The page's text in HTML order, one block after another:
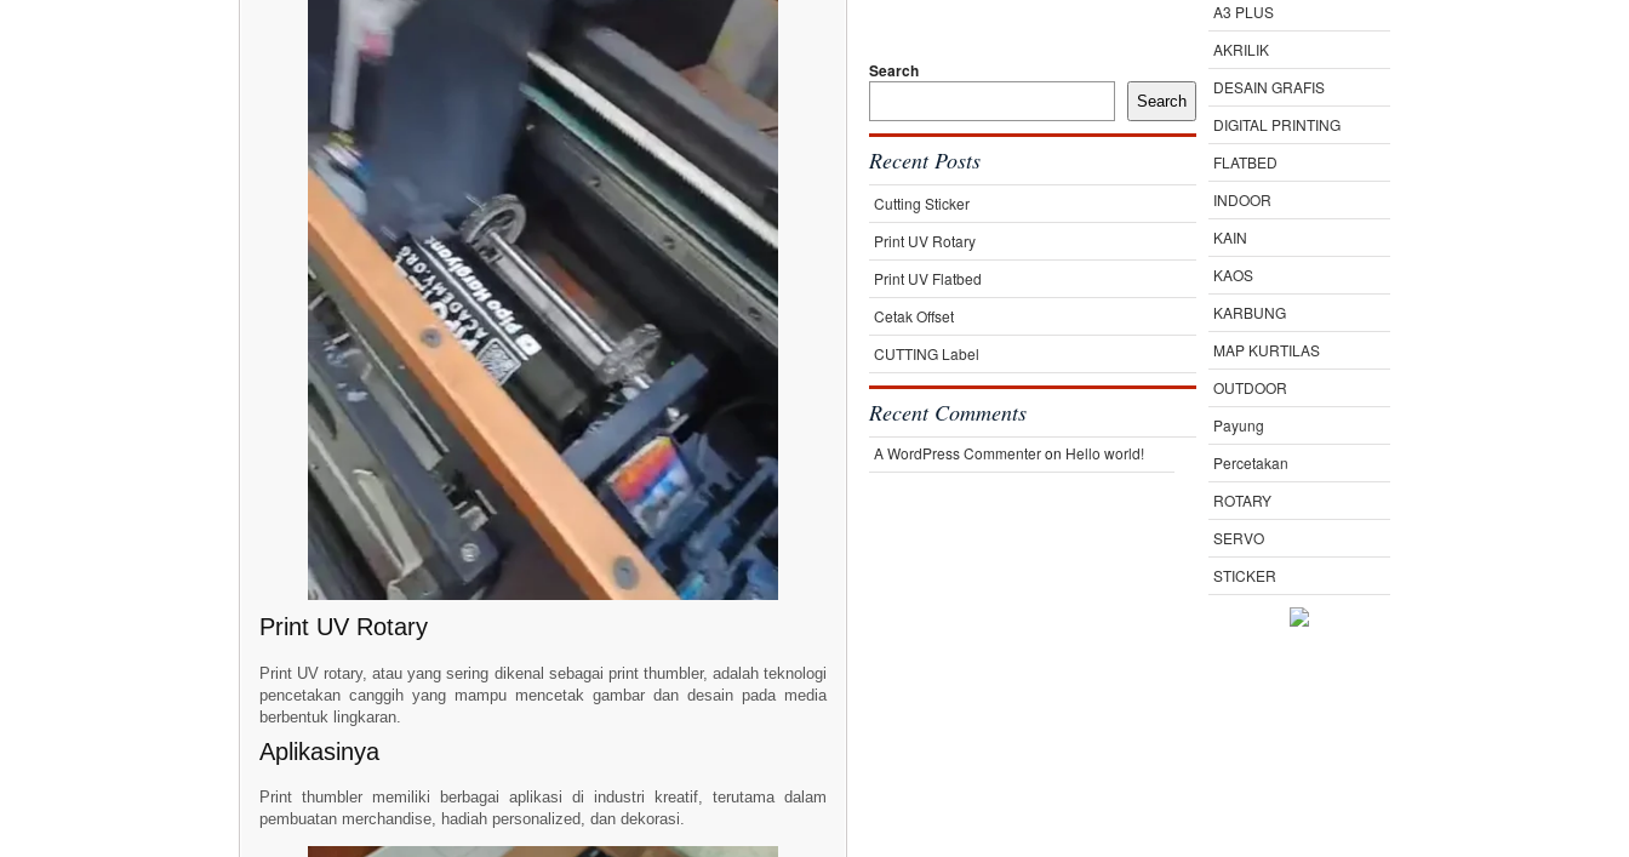
Print UV Rotary
Print UV rotary, atau yang sering dikenal sebagai print thumbler, adalah teknologi
pencetakan canggih yang mampu mencetak gambar dan desain pada media
berbentuk lingkaran.
Aplikasinya
Print thumbler memiliki berbagai aplikasi di industri kreatif, terutama dalam
pembuatan merchandise, hadiah personalized, dan dekorasi.
Search
Search
Recent Posts
Cutting Sticker
Print UV Rotary
Print UV Flatbed
Cetak Offset
CUTTING Label
Recent Comments
A WordPress Commenteron Hello world!
A3 PLUS
AKRILIK
DESAIN GRAFIS
DIGITAL PRINTING
FLATBED
INDOOR
KAIN
KAOS
KARBUNG
MAP KURTILAS
OUTDOOR
Payung
Percetakan
ROTARY
SERVO
STICKER